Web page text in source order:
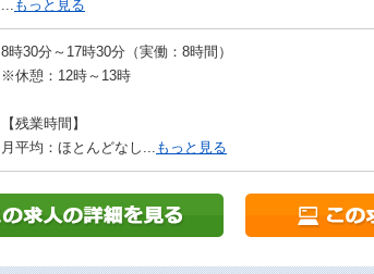
... もっと見る
8時30分～17時30分（実働：8時間）
※休憩：12時～13時
【残業時間】
月平均：ほとんどなし... もっと見る